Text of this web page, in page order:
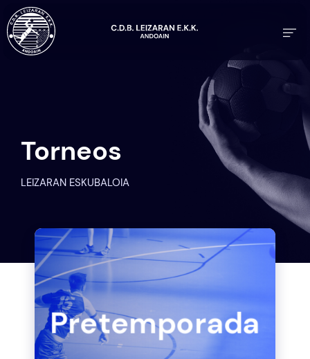
Torneos
LEIZARAN ESKUBALOIA
Pretemporada